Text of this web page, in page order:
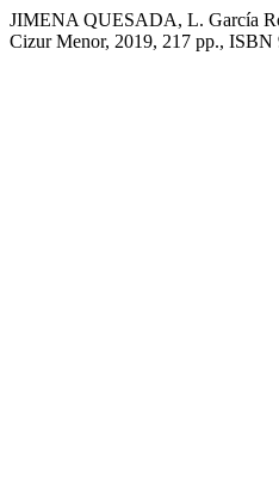
JIMENA QUESADA, L. García
Cizur Menor, 2019, 217 pp., ISBN